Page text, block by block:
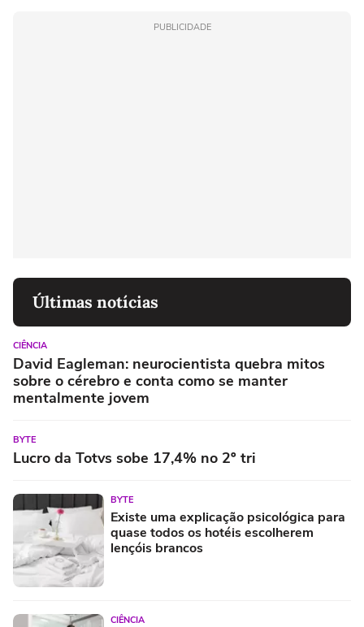
PUBLICIDADE
Últimas notícias
CIÊNCIA
David Eagleman: neurocientista quebra mitos
sobre o cérebro e conta como se manter
mentalmente jovem
BYTE
Lucro da Totvs sobe 17,4% no 2º tri
BYTE
Existe uma explicação psicológica para
quase todos os hotéis escolherem
lençóis brancos
CIÊNCIA